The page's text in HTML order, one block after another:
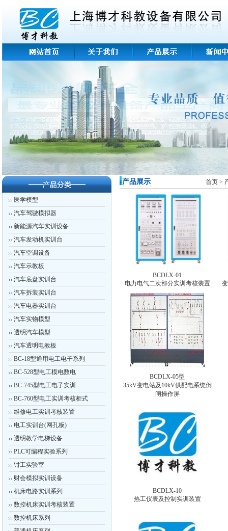
医学模型
汽车驾驶模拟器
新能源汽车实训设备
汽车发动机实训台
汽车空调设备
汽车示教板
汽车底盘实训台
汽车拆装实训台
汽车电器实训台
汽车实物模型
透明汽车模型
汽车透明电教板
BC-18型通用电工电子系列
BC-528型电工模电数电
BC-745型电工电子实训
BC-760型电工实训考核柜式
维修电工实训考核装置
电工实训台(网孔板)
透明教学电梯设备
PLC可编程实验系列
钳工实验室
财会模拟实训设备
机床电路实训系列
数控机床实训考核装置
数控机床系列
-产品展示 首页 >
BCDLX-01
电力电气二次部分实训考核装置
BCDLX-05型
35kV变电站及10kV供配电系统倒
闸操作屏
BCDLX-10
热工仪表及控制实训装置